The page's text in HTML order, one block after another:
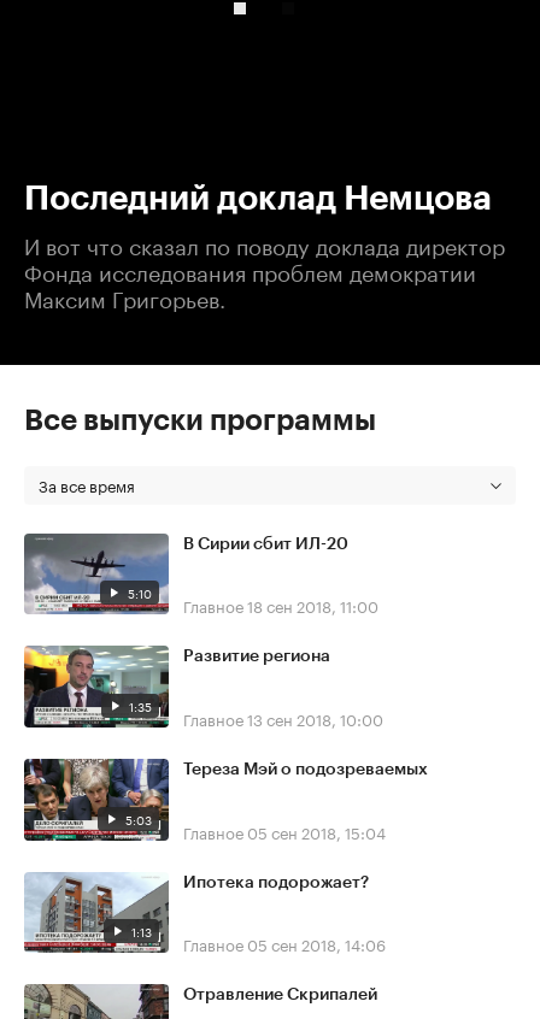
Последний доклад Немцова
И вот что сказал по поводу доклада директор
Фонда исследования проблем демократии
Максим Григорьев.
Все выпуски программы
За все время
5:10
В Сирии сбит ИЛ-20
Главное18 сен 2018, 11:00
1:35
Развитие региона
Главное13 сен 2018, 10:00
5:03
Тереза Мэй о подозреваемых
Главное 05 сен 2018, 15:04
1:13
Ипотека подорожает?
Главное 05 сен 2018, 14:06
Отравление Скрипалей